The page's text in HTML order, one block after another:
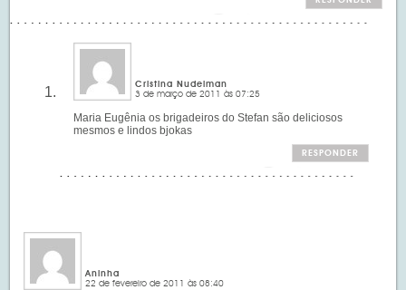
Cristina Nudelman
3 de março de 2011 às 07:25
Maria Eugênia os brigadeiros do Stefan são deliciosos
mesmos e lindos bjokas
RESPONDER
Aninha
22 de fevereiro de 2011 às 08:40